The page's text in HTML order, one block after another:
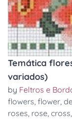
Temática
variados)
by Feltros e
flowers, flower,
roses, rose, cross,